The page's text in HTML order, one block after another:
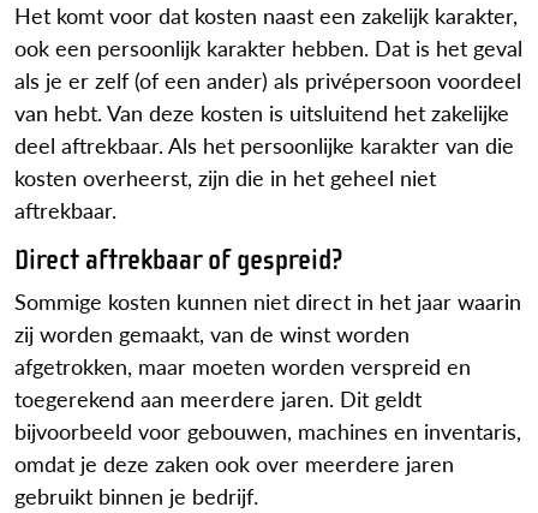
Het komt voor dat kosten naast een zakelijk karakter,
ook een persoonlijk karakter hebben. Dat is het geval
als je er zelf (of een ander) als privépersoon voordeel
van hebt. Van deze kosten is uitsluitend het zakelijke
deel aftrekbaar. Als het persoonlijke karakter van die
kosten overheerst, zijn die in het geheel niet
aftrekbaar.
Direct aftrekbaar of gespreid?
Sommige kosten kunnen niet direct in het jaar waarin
zij worden gemaakt, van de winst worden
afgetrokken, maar moeten worden verspreid en
toegerekend aan meerdere jaren. Dit geldt
bijvoorbeeld voor gebouwen, machines en inventaris,
omdat je deze zaken ook over meerdere jaren
gebruikt binnen je bedrijf.